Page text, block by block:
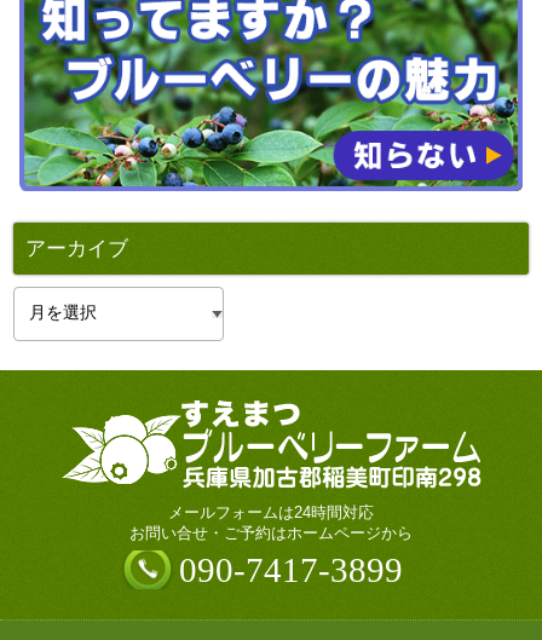
アーカイブ
イ
メールフォームは24時間対応
お問い合せ・ご予約はホームページから
090-7417-3899